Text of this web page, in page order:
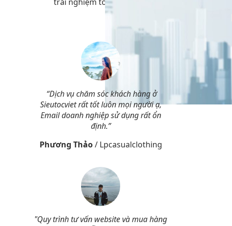
“Dịch vụ chăm sóc khách hàng ở
Sieutocviet rất tốt luôn mọi người ạ,
Email doanh nghiệp sử dụng rất ổn
định.”
Phương Thảo/ Lpcasualclothing
"Quy trình tư vấn website và mua hàng